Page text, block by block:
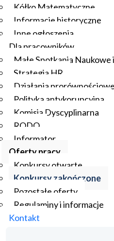
Kółko Matematyczne
Informacje historyczne
Inne ogłoszenia
Dla pracowników
Małe Spotkania
Strategia HR
Działania prorównościowe
Polityka antykorupcyjna
Komisja Dyscyplinarna
RODO
Informator
Oferty pracy
Konkursy otwarte
Konkursy zakończone
Pozostałe oferty
Regulaminy i informacje
Kontakt